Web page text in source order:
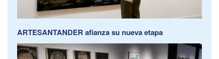
ARTESANTANDER afianza su nueva etapa